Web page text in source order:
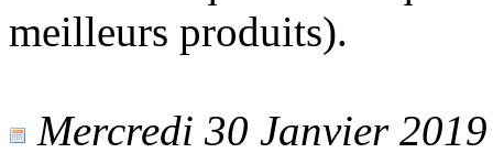
meilleurs produits).
Mercredi 30 Janvier